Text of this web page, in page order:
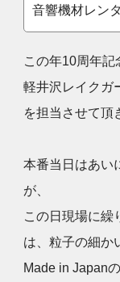
音響機材レン
この年10周年記
軽井沢レイクガ
を担当させて頂
本番当日はあい
が、
この日現場に繰
は、粒子の細か
Made in Japan